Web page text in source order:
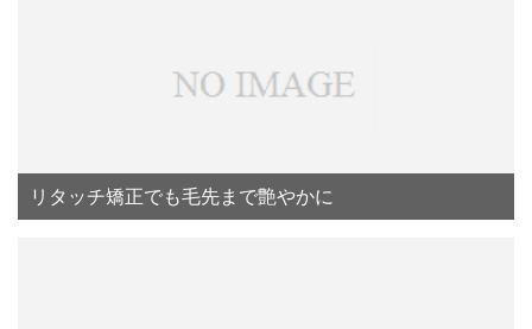
リタッチ矯正でも毛先まで艶やかに